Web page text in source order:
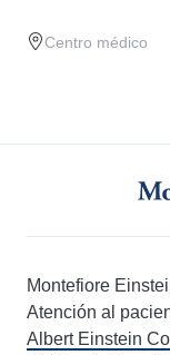
Centro médico
Montefiore
Atención al
Albert Einstein